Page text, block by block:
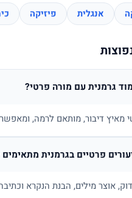
אנגלית פיזיקה
גרמנית עם מורה פרטי?
מאיץ דיבור, מותאם לרמה,
פרטיים בגרמנית מתאימים
אוצר מילים, הבנת הנקרא